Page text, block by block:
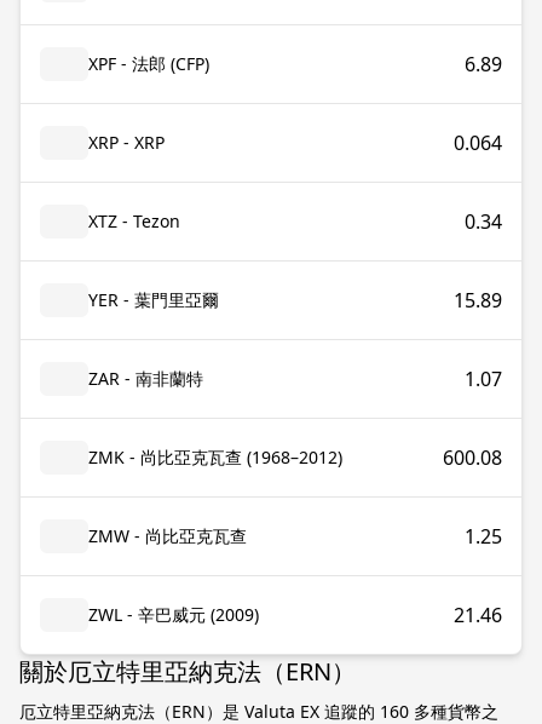
XPF - 法郎 (CFP) 6.89
XRP - XRP 0.064
XTZ - Tezon 0.34
YER - 葉門里亞爾 15.89
ZAR - 南非蘭特 1.07
ZMK - 尚比亞克瓦查 (1968–2012) 600.08
ZMW - 尚比亞克瓦查 1.25
ZWL - 辛巴威元 (2009) 21.46
關於厄立特里亞納克法（ERN）
厄立特里亞納克法（ERN）是 Valuta EX 追蹤的 160 多種貨幣之